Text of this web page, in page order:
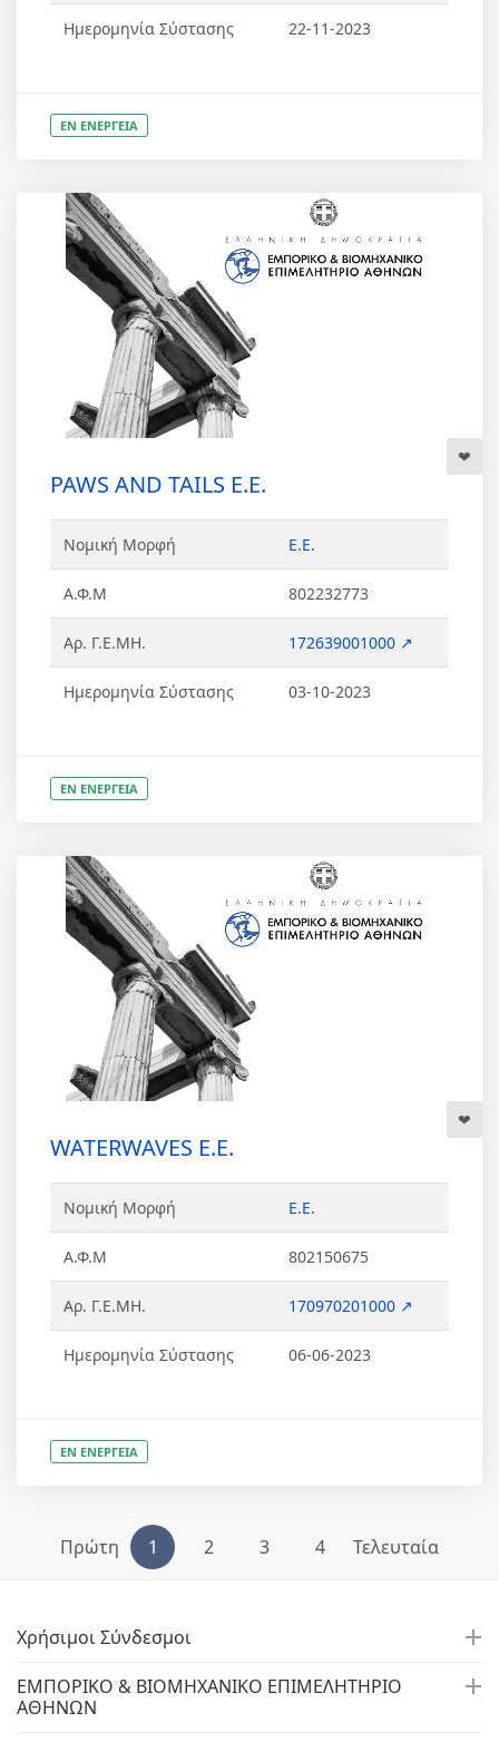
Ημερομηνία Σύστασης 22-11-2023
ΕΝ ΕΝΕΡΓΕΙΑ
PAWS AND TAILS Ε.Ε.
Νομική Μορφή Ε.Ε.
Α.Φ.Μ 802232773
Αρ. Γ.Ε.ΜΗ. 172639001000 ↗
Ημερομηνία Σύστασης 03-10-2023
ΕΝ ΕΝΕΡΓΕΙΑ
WATERWAVES Ε.Ε.
Νομική Μορφή Ε.Ε.
Α.Φ.Μ 802150675
Αρ. Γ.Ε.ΜΗ. 170970201000 ↗
Ημερομηνία Σύστασης 06-06-2023
ΕΝ ΕΝΕΡΓΕΙΑ
Πρώτη 1 2 3 4 Τελευταία
Χρήσιμοι Σύνδεσμοι
ΕΜΠΟΡΙΚΟ & ΒΙΟΜΗΧΑΝΙΚΟ ΕΠΙΜΕΛΗΤΗΡΙΟ
ΑΘΗΝΩΝ